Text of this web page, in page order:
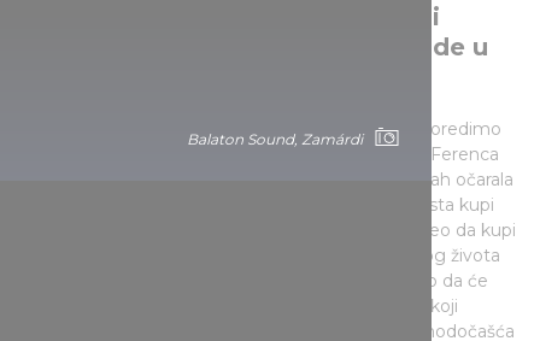
Balaton Sound, Zamárdi
Dolina umetnosti: multikulturalni
festival kojem nema premca nigde u
Istoriju Doline umetnosti zapravo možemo da uporedimo
sa bajkom: Ištvan Marta kompozitor s nagradom Ferenca
Erkela slučajno je otkrio selo Kapolč, ali ga je odmah očarala
slikovita lepota tog kraja i odlučio je da na licu mesta kupi
vodenicu. Kupovina vodenice je propala, ali je uspeo da kupi
staru kuću i da se uključi u organizovanje kulturnog života
mesne zajednice - tada verovatno ni on nije mislio da će
plod njegove inicijative biti multikulturalni festival koji
decenijama kasnije će da postane kultno mesto hodočašća